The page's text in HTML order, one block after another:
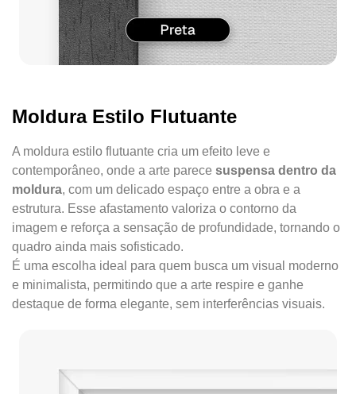
Moldura Estilo Flutuante
A moldura estilo flutuante cria um efeito leve e
contemporâneo, onde a arte parece suspensa dentro da
moldura, com um delicado espaço entre a obra e a
estrutura. Esse afastamento valoriza o contorno da
imagem e reforça a sensação de profundidade, tornando o
quadro ainda mais sofisticado.
É uma escolha ideal para quem busca um visual moderno
e minimalista, permitindo que a arte respire e ganhe
destaque de forma elegante, sem interferências visuais.